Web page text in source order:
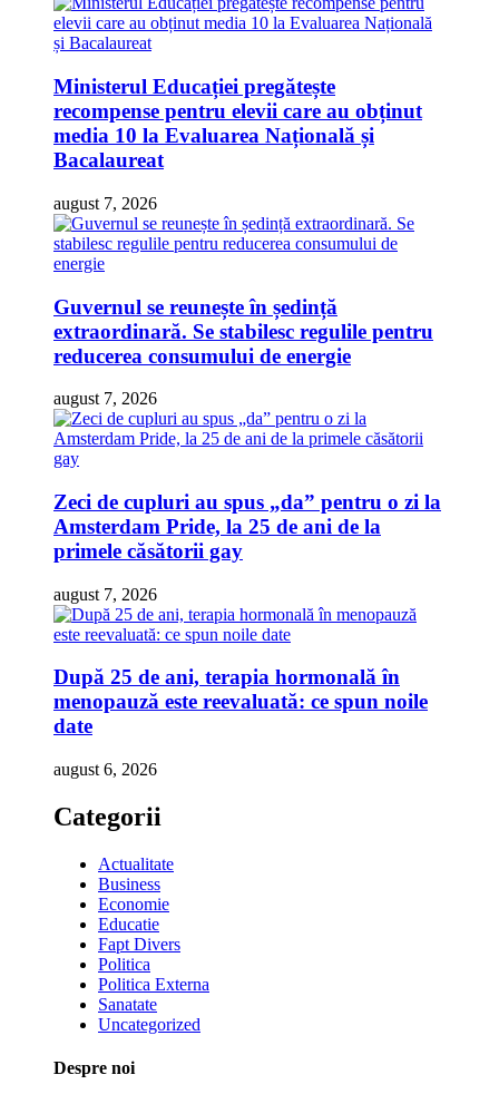
Ministerul Educației pregătește
recompense pentru elevii care au obținut
media 10 la Evaluarea Națională și
Bacalaureat
august 7, 2026
Guvernul se reunește în ședință
extraordinară. Se stabilesc regulile pentru
reducerea consumului de energie
august 7, 2026
Zeci de cupluri au spus „da” pentru o zi la
Amsterdam Pride, la 25 de ani de la
primele căsătorii gay
august 7, 2026
După 25 de ani, terapia hormonală în
menopauză este reevaluată: ce spun noile
date
august 6, 2026
Categorii
Actualitate
Business
Economie
Educatie
Fapt Divers
Politica
Politica Externa
Sanatate
Uncategorized
Despre noi